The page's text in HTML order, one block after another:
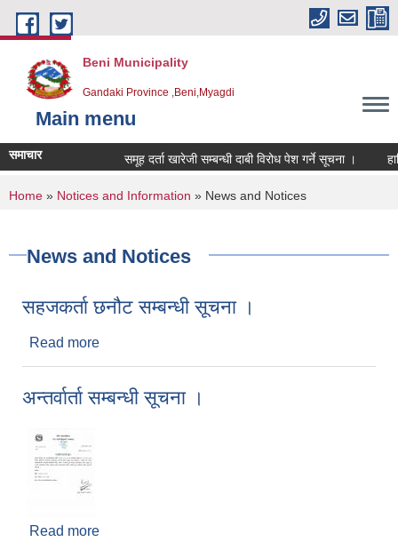
Skip to main content
Beni Municipality
Gandaki Province ,Beni,Myagdi
Main menu
समाचार समूह दर्ता खारेजी सम्बन्धी दाबी विरोध पेश गर्ने सूचना ।
You are here
Home » Notices and Information » News and Notices
News and Notices
सहजकर्ता छनौट सम्बन्धी सूचना ।
Read more
अन्तर्वार्ता सम्बन्धी सूचना ।
Read more